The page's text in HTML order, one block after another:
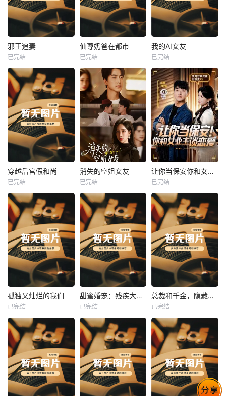
热播
邪王追妻
未知
邪王追妻
已完结
热播
未知
仙尊奶爸在都市
已完结
热播
我的AI女友
未知
我的AI女友
已完结
热播
未知
穿越后宫假和尚
已完结
热播
未知
消失的空姐女友
已完结
热播
未知
让你当保安你和女业主谈恋爱
已完结
热播
未知
孤独又灿烂的我们
已完结
热播
未知
甜蜜婚宠：残疾大佬夜夜撩
已完结
热播
未知
总裁和千金，隐藏身份闪婚了
已完结